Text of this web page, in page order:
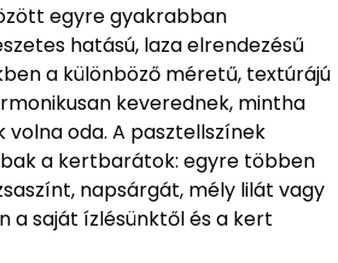
egyre gyakrabban
hatású, laza elrendezésű
a különböző méretű, textúrájú
keverednek, mintha
oda. A pasztellszínek
a kertbarátok: egyre többen
napsárgát, mély lilát vagy
a saját ízlésünktől és a kert